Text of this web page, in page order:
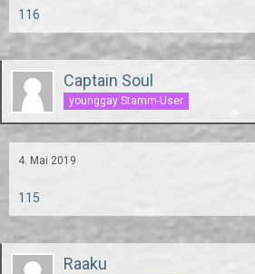
116
Captain Soul
younggay Stamm-User
4. Mai 2019
115
Raaku